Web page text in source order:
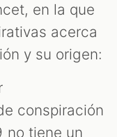
en la que
acerca
y su origen:
conspiración
no tiene un